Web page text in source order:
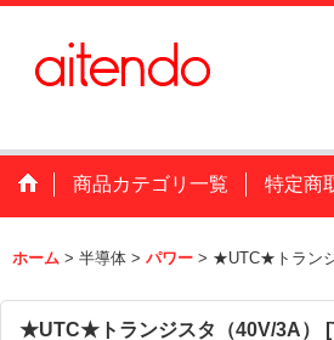
商品カテゴリ一覧 特定商
ホーム > 半導体 > パワー > ★UTC★トランジ
★UTC★トランジスタ（40V/3A） [